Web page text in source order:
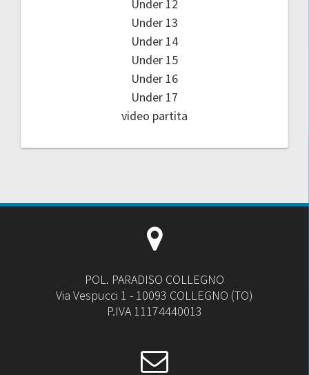
Under 12
Under 13
Under 14
Under 15
Under 16
Under 17
video partita
POL. PARADISO COLLEGNO
Via Vespucci 1 - 10093 COLLEGNO (TO)
P.IVA 11174440013